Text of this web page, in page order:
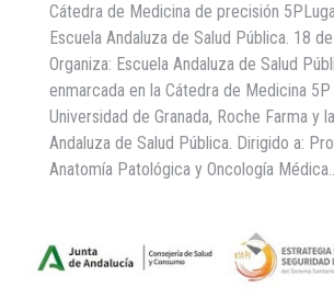
Cátedra de Medicina de precisión
Escuela Andaluza de Salud Pública. 18
Organiza: Escuela Andaluza de Salud
enmarcada en la Cátedra de Medicina
Universidad de Granada, Roche Farma y
Andaluza de Salud Pública. Dirigido a:
Anatomía Patológica y Oncología